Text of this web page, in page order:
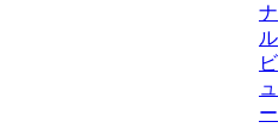
ナ
ル
ビ
ュ
ー